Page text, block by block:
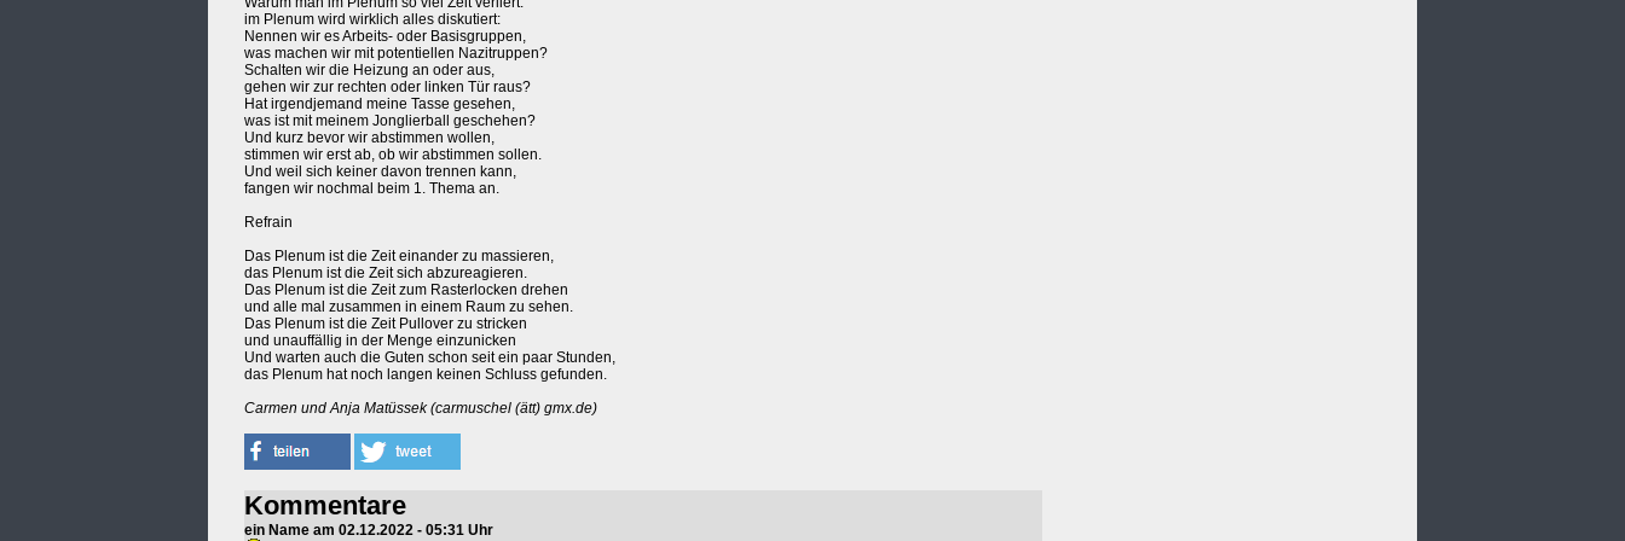
im Plenum wird wirklich alles diskutiert:
Nennen wir es Arbeits- oder Basisgruppen,
was machen wir mit potentiellen Nazitruppen?
Schalten wir die Heizung an oder aus,
gehen wir zur rechten oder linken Tür raus?
Hat irgendjemand meine Tasse gesehen,
was ist mit meinem Jonglierball geschehen?
Und kurz bevor wir abstimmen wollen,
stimmen wir erst ab, ob wir abstimmen sollen.
Und weil sich keiner davon trennen kann,
fangen wir nochmal beim 1. Thema an.
Refrain
Das Plenum ist die Zeit einander zu massieren,
das Plenum ist die Zeit sich abzureagieren.
Das Plenum ist die Zeit zum Rasterlocken drehen
und alle mal zusammen in einem Raum zu sehen.
Das Plenum ist die Zeit Pullover zu stricken
und unauffällig in der Menge einzunicken
Und warten auch die Guten schon seit ein paar Stunden,
das Plenum hat noch langen keinen Schluss gefunden.
Carmen und Anja Matüssek (carmuschel (ätt) gmx.de)
Kommentare
ein Name am 02.12.2022 - 05:31 Uhr